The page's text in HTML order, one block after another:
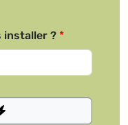
installer ?